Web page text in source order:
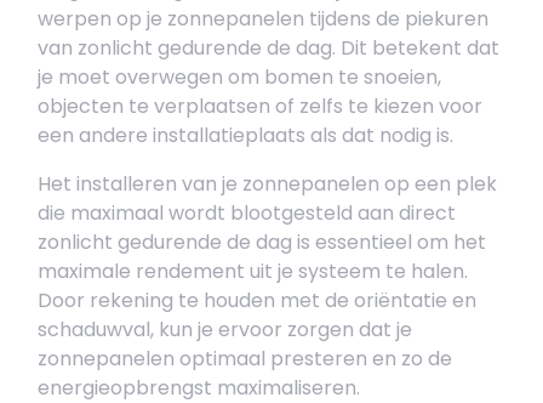
werpen op je zonnepanelen tijdens de piekuren
van zonlicht gedurende de dag. Dit betekent dat
je moet overwegen om bomen te snoeien,
objecten te verplaatsen of zelfs te kiezen voor
een andere installatieplaats als dat nodig is.
Het installeren van je zonnepanelen op een plek
die maximaal wordt blootgesteld aan direct
zonlicht gedurende de dag is essentieel om het
maximale rendement uit je systeem te halen.
Door rekening te houden met de oriëntatie en
schaduwval, kun je ervoor zorgen dat je
zonnepanelen optimaal presteren en zo de
energieopbrengst maximaliseren.